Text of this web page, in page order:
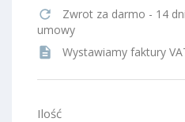
refresh
Zwrot za darmo - 14
umowy
description Wystawiamy faktury
Ilość